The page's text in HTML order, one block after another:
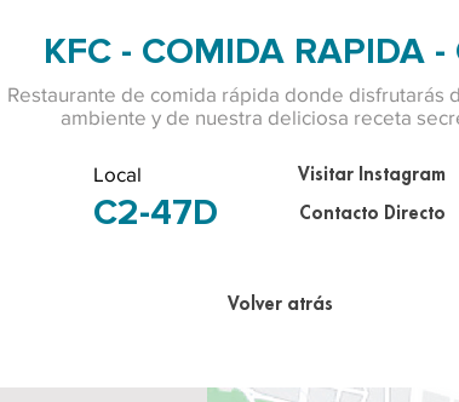
KFC - COMIDA RAPIDA -
Restaurante de comida rápida donde disfrutarás
ambiente y de nuestra deliciosa receta
Local
C2-47D
Visitar Instagram
Contacto Directo
Volver atrás